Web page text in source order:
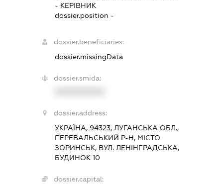
- КЕРІВНИК
dossier.position -
dossier.beneficiaries:
dossier.missingData
dossier.smida:
dossier.address:
УКРАЇНА, 94323, ЛУГАНСЬКА ОБЛ.,
ПЕРЕВАЛЬСЬКИЙ Р-Н, МІСТО
ЗОРИНСЬК, ВУЛ. ЛЕНІНГРАДСЬКА,
БУДИНОК 10
dossier.capital: